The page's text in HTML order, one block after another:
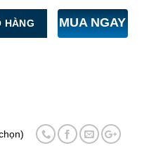
HÀNG MUA NGAY